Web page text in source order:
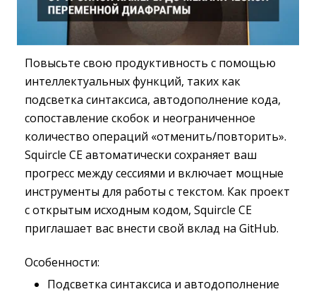
Повысьте свою продуктивность с помощью
интеллектуальных функций, таких как
подсветка синтаксиса, автодополнение кода,
сопоставление скобок и неограниченное
количество операций «отменить/повторить».
Squircle CE автоматически сохраняет ваш
прогресс между сессиями и включает мощные
инструменты для работы с текстом. Как проект
с открытым исходным кодом, Squircle CE
приглашает вас внести свой вклад на GitHub.
Особенности:
Подсветка синтаксиса и автодополнение